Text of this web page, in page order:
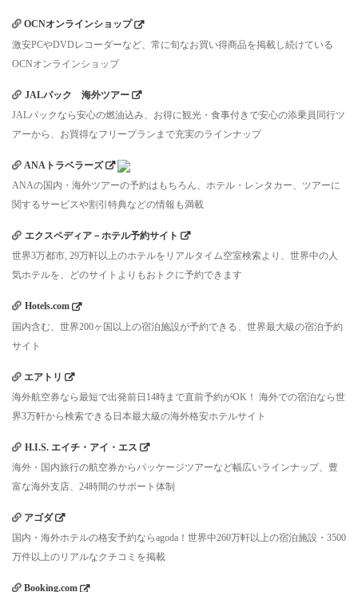
OCNオンラインショップ
激安PCやDVDレコーダーなど、常に旬なお買い得商品を掲載し続けている
OCNオンラインショップ
JALパック 海外ツアー
JALパックなら安心の燃油込み、お得に観光・食事付きで安心の添乗員同行ツ
アーから、お買得なフリープランまで充実のラインナップ
ANAトラベラーズ
ANAの国内・海外ツアーの予約はもちろん、ホテル・レンタカー、ツアーに
関するサービスや割引特典などの情報も満載
エクスペディア－ホテル予約サイト
世界3万都市, 29万軒以上のホテルをリアルタイム空室検索より、世界中の人
気ホテルを、どのサイトよりもおトクに予約できます
Hotels.com
国内含む、世界200ヶ国以上の宿泊施設が予約できる、世界最大級の宿泊予約
サイト
エアトリ
海外航空券なら最短で出発前日14時まで直前予約がOK！ 海外での宿泊なら世
界3万軒から検索できる日本最大級の海外格安ホテルサイト
H.I.S. エイチ・アイ・エス
海外・国内旅行の航空券からパッケージツアーなど幅広いラインナップ、豊
富な海外支店、24時間のサポート体制
アゴダ
国内・海外ホテルの格安予約ならagoda！世界中260万軒以上の宿泊施設・3500
万件以上のリアルなクチコミを掲載
Booking.com